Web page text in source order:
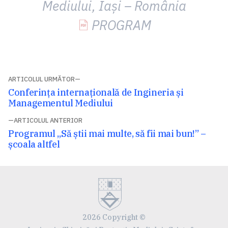
Mediului, Iaşi – România
PROGRAM
Navigare
în
articole
ARTICOLUL ANTERIOR
Articolul
anterior:
Programul „Să știi mai multe, să fii mai bun!” –
școala altfel
ARTICOLUL URMĂTOR
Articolul
următor:
Conferința internațională de Ingineria și
Managementul Mediului
2026 Copyright ©